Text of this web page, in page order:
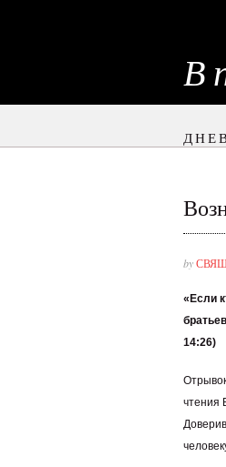
В
by
«Если
14:26)
чтения